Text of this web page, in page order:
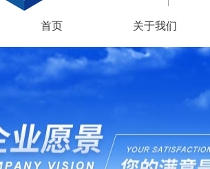
首页 关于我们